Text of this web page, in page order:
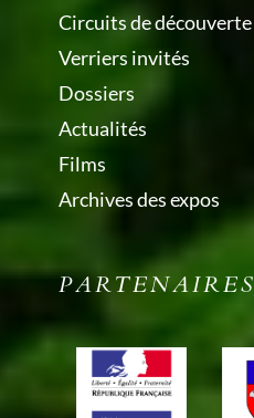
Circuits de découverte
Verriers invités
Dossiers
Actualités
Films
Archives des expos
PARTENAIRES